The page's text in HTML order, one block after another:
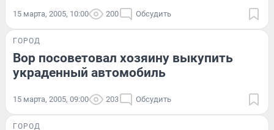
15 марта, 2005, 10:00 200 Обсудить
ГОРОД
Вор посоветовал хозяину выкупить
украденный автомобиль
15 марта, 2005, 09:00 203 Обсудить
ГОРОД